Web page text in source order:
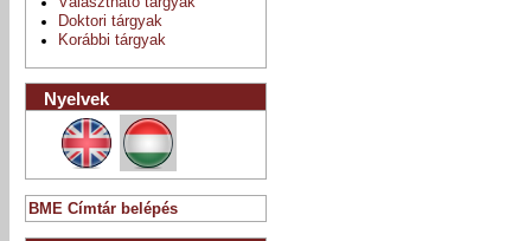
Doktori tárgyak
Korábbi tárgyak
Nyelvek
BME Címtár belépés